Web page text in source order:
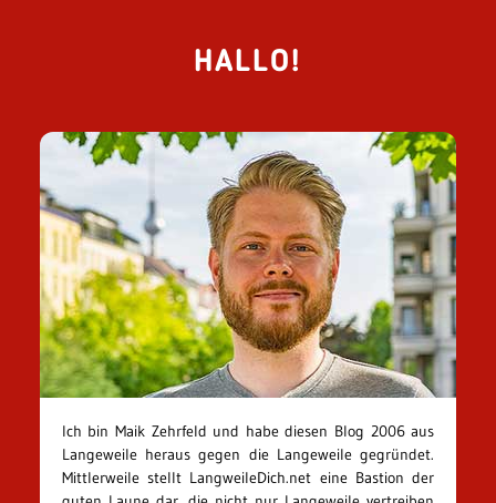
HALLO!
Ich bin Maik Zehrfeld und habe diesen Blog 2006 aus
Langeweile heraus gegen die Langeweile gegründet.
Mittlerweile stellt LangweileDich.net eine Bastion der